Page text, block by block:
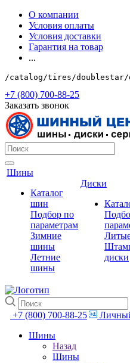
О компании
Условия оплаты
Условия доставки
Гарантия на товар
...
/catalog/tires/doublestar/
+7 (800) 700-88-25
Заказать звонок
Шины
Каталог
шин
Подбор по
параметрам
Зимние
шины
Летние
шины
Диски
диски
+7 (800) 700-88-25
Шины
Назад
Шины